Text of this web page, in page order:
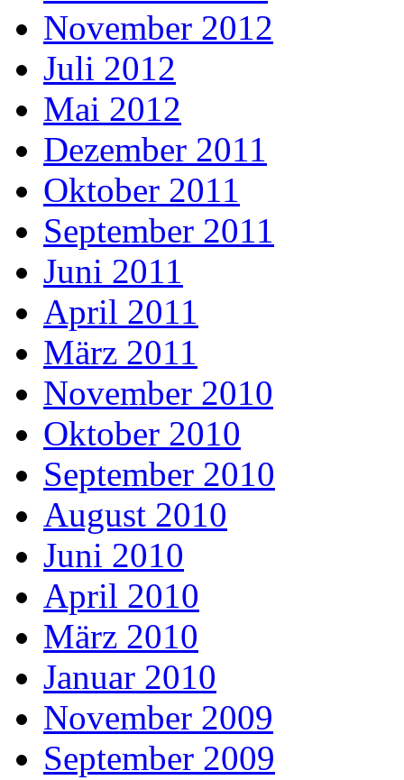
November 2012
Juli 2012
Mai 2012
Dezember 2011
Oktober 2011
September 2011
Juni 2011
April 2011
März 2011
November 2010
Oktober 2010
September 2010
August 2010
Juni 2010
April 2010
März 2010
Januar 2010
November 2009
September 2009